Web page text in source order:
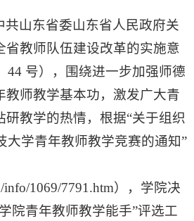
共山东省委山东省人民政府关
省教师队伍建设改革的实施意
44 号），围绕进一步加强师德
教师教学基本功，激发广大青
研教学的热情，根据“关于组织
大学青年教师教学竞赛的通知”
info/1069/7791.htm），学院决
院青年教师教学能手”评选工